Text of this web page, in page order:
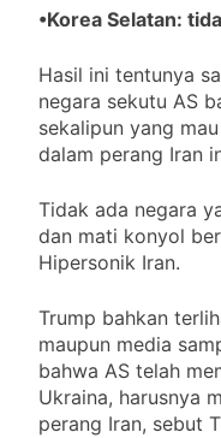
•Korea Selatan:
Hasil ini tentunya
negara sekutu AS
sekalipun yang
dalam perang Iran
Tidak ada negara
dan mati konyol
Hipersonik Iran.
Trump bahkan
maupun media
bahwa AS telah
Ukraina, harusnya
perang Iran, sebut